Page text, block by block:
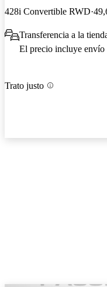
428i Convertible RWD
Transferencia a la
El precio incluye envío
Trato justo